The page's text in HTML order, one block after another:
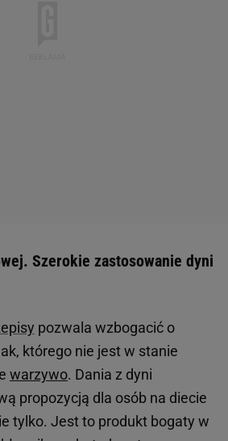
Szerokie zastosowanie dyni
pozwala wzbogacić o
którego nie jest w stanie
warzywo. Dania z dyni
propozycją dla osób na diecie
tylko. Jest to produkt bogaty w